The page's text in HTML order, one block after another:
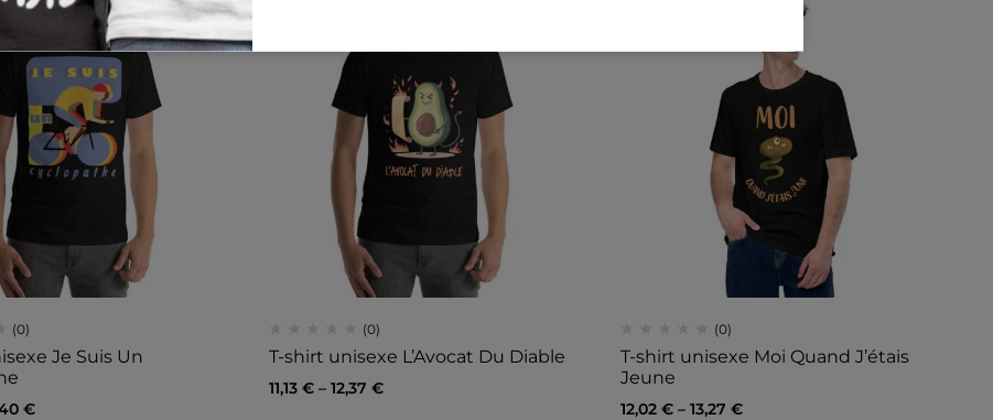
(0)
Je Suis Un
€
(0)
T-shirt unisexe L’Avocat Du Diable
11,13 € – 12,37 €
(0)
T-shirt unisexe Moi Quand J’étais
Jeune
12,02 €– 13,27 €